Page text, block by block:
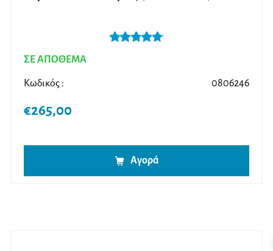
ΣΕ ΑΠΟΘΕΜΑ
Κωδικός : 0806246
€265,00
Αγορά